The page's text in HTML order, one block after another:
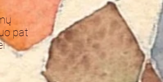
pat